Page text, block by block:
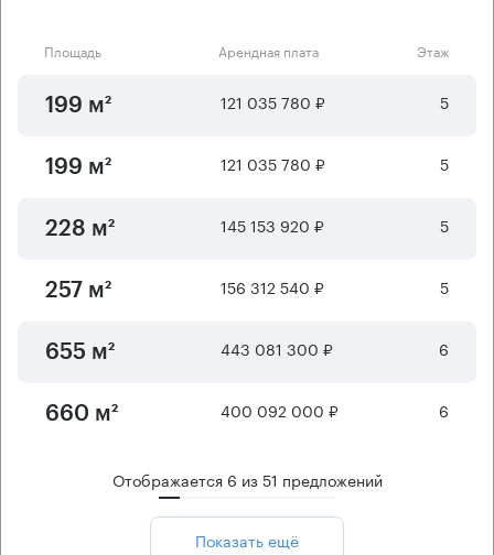
Площадь Арендная плата Этаж
199 м² 121 035 780 ₽ 5
199 м² 121 035 780 ₽ 5
228 м² 145 153 920 ₽ 5
257 м² 156 312 540 ₽ 5
655 м² 443 081 300 ₽ 6
660 м² 400 092 000 ₽ 6
Отображается 6 из51 предложений
Показать ещё